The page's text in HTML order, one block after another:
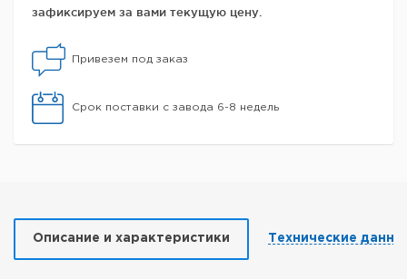
зафиксируем за вами текущую цену.
Привезем под заказ
Срок поставки с завода 6-8 недель
Описание и характеристики Технические